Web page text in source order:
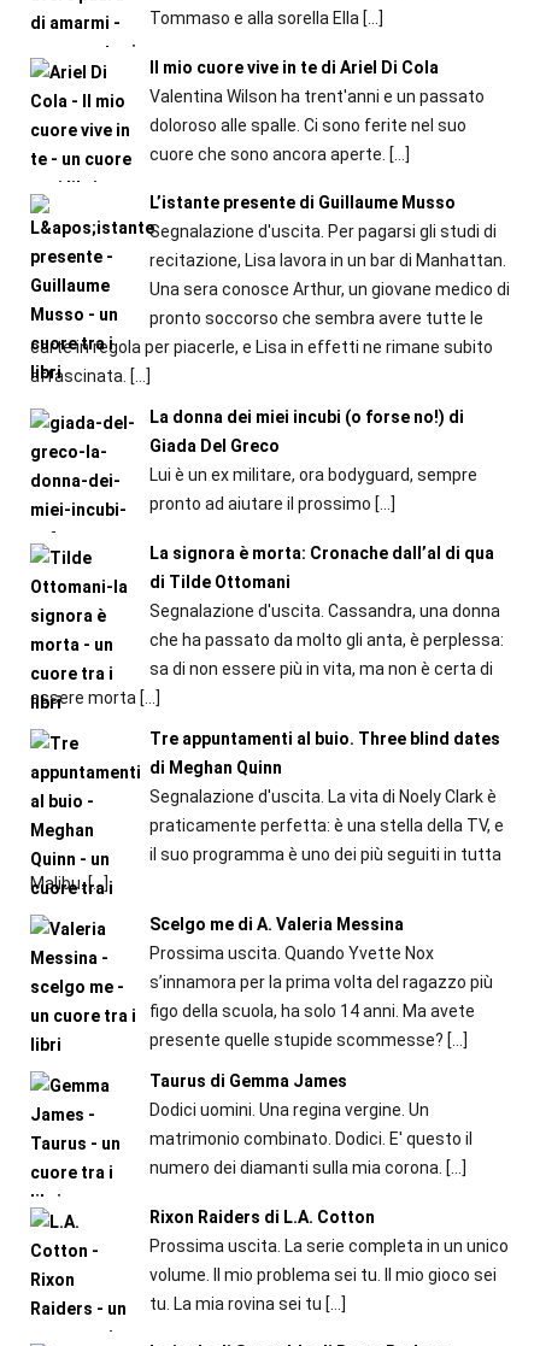
Tommaso e alla sorella Ella […]
Il mio cuore vive in te di Ariel Di Cola
Valentina Wilson ha trent'anni e un passato
doloroso alle spalle. Ci sono ferite nel suo
cuore che sono ancora aperte. […]
L’istante presente di Guillaume Musso
Segnalazione d'uscita. Per pagarsi gli studi di
recitazione, Lisa lavora in un bar di Manhattan.
Una sera conosce Arthur, un giovane medico di
pronto soccorso che sembra avere tutte le
carte in regola per piacerle, e Lisa in effetti ne rimane subito
affascinata. […]
La donna dei miei incubi (o forse no!) di
Giada Del Greco
Lui è un ex militare, ora bodyguard, sempre
pronto ad aiutare il prossimo […]
La signora è morta: Cronache dall’al di qua
di Tilde Ottomani
Segnalazione d'uscita. Cassandra, una donna
che ha passato da molto gli anta, è perplessa:
sa di non essere più in vita, ma non è certa di
essere morta […]
Tre appuntamenti al buio. Three blind dates
di Meghan Quinn
Segnalazione d'uscita. La vita di Noely Clark è
praticamente perfetta: è una stella della TV, e
il suo programma è uno dei più seguiti in tutta
Malibu.[…]
Scelgo me di A. Valeria Messina
Prossima uscita. Quando Yvette Nox
s’innamora per la prima volta del ragazzo più
figo della scuola, ha solo 14 anni. Ma avete
presente quelle stupide scommesse? […]
Taurus di Gemma James
Dodici uomini. Una regina vergine. Un
matrimonio combinato. Dodici. E' questo il
numero dei diamanti sulla mia corona. […]
Rixon Raiders di L.A. Cotton
Prossima uscita. La serie completa in un unico
volume. Il mio problema sei tu. Il mio gioco sei
tu. La mia rovina sei tu […]